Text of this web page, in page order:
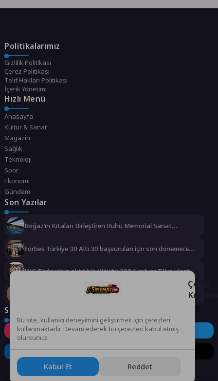
Politikalarımız
Gizlilik Politikası
Çerez Politikası
Telif Hakları Politikası
İçerik Yönetimi
Hızlı Menü
Anasayfa
Kültür & Sanat
Magazin
Sağlık
Teknoloji
Spor
Ekonomi
Gündem
Son Yazılar
Boğaz’ın Kıtaları Birleştiren Ruhu Memorial Sanat
Forbes Türkiye 30 Altı 30 başvuruları için son dönemece
ING Türkiye’nin aktif büyüklüğü 298.1 milyar TL’ye ulaştı
Geleceğin doktoru biraz da mühendis olmak zorunda!
Sosyal Medya
Instagram Facebook Twitter
LinkedIn YouTube TikTok
Çerez
Bu site, kullanıcı deneyimini geliştirmek için çerezleri
kullanmaktadır. Devam ederek bu çerezleri kabul etmiş
olursunuz.
Kabul Et Reddet